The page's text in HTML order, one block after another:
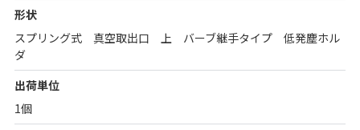
形状
スプリング式 真空取出口 上 バーブ継手タイプ 低発塵ホル
ダ
出荷単位
1個